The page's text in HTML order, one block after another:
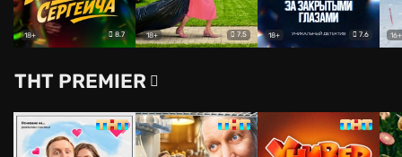
18+ 8.7 18+ 7.5 18+ 7.6 16+
ТНТ PREMIER